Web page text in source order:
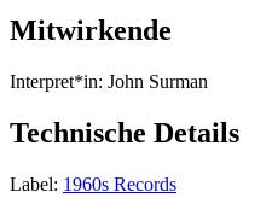
Mitwirkende
Interpret*in: John Surman
Technische Details
Label: 1960s Records